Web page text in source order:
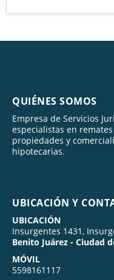
QUIÉNES SOMOS
Empresa de Servicios
especialistas en
propiedades y
hipotecarias.
UBICACIÓN Y
UBICACIÓN
Insurgentes 1431,
Benito Juárez - Ciudad
MÓVIL
5598161117